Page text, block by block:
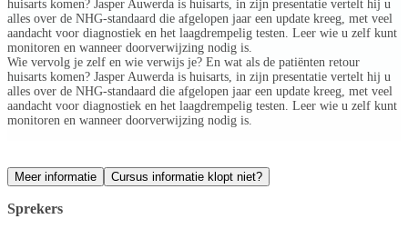
huisarts komen? Jasper Auwerda is huisarts, in zijn presentatie vertelt hij u
alles over de NHG-standaard die afgelopen jaar een update kreeg, met veel
aandacht voor diagnostiek en het laagdrempelig testen. Leer wie u zelf kunt
monitoren en wanneer doorverwijzing nodig is.
Wie vervolg je zelf en wie verwijs je? En wat als de patiënten retour
huisarts komen? Jasper Auwerda is huisarts, in zijn presentatie vertelt hij u
alles over de NHG-standaard die afgelopen jaar een update kreeg, met veel
aandacht voor diagnostiek en het laagdrempelig testen. Leer wie u zelf kunt
monitoren en wanneer doorverwijzing nodig is.
Meer informatie Cursus informatie klopt niet?
Sprekers